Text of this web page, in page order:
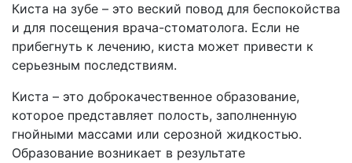
Киста на зубе – это веский повод для беспокойства
и для посещения врача-стоматолога. Если не
прибегнуть к лечению, киста может привести к
серьезным последствиям.
Киста – это доброкачественное образование,
которое представляет полость, заполненную
гнойными массами или серозной жидкостью.
Образование возникает в результате